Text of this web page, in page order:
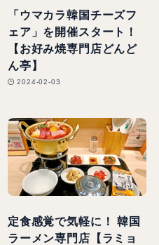
「ウマカラ韓国チーズフ
ェア」を開催スタート！
【お好み焼専門店どんど
ん亭】
2024-02-03
定食感覚で気軽に！ 韓国
ラーメン専門店【ラミョ